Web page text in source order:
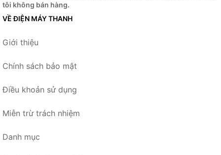
tôi không bán hàng.
VỀ ĐIỆN MÁY THANH
Giới thiệu
Chính sách bảo mật
Điều khoản sử dụng
Miễn trừ trách nhiệm
Danh mục